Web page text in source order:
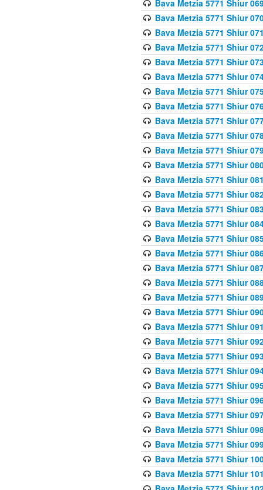
Bava Metzia 5771 Shiur
Bava Metzia 5771 Shiur
Bava Metzia 5771 Shiur
Bava Metzia 5771 Shiur
Bava Metzia 5771 Shiur
Bava Metzia 5771 Shiur
Bava Metzia 5771 Shiur
Bava Metzia 5771 Shiur
Bava Metzia 5771 Shiur
Bava Metzia 5771 Shiur
Bava Metzia 5771 Shiur
Bava Metzia 5771 Shiur
Bava Metzia 5771 Shiur
Bava Metzia 5771 Shiur
Bava Metzia 5771 Shiur
Bava Metzia 5771 Shiur
Bava Metzia 5771 Shiur
Bava Metzia 5771 Shiur
Bava Metzia 5771 Shiur
Bava Metzia 5771 Shiur
Bava Metzia 5771 Shiur
Bava Metzia 5771 Shiur
Bava Metzia 5771 Shiur
Bava Metzia 5771 Shiur
Bava Metzia 5771 Shiur
Bava Metzia 5771 Shiur
Bava Metzia 5771 Shiur
Bava Metzia 5771 Shiur
Bava Metzia 5771 Shiur
Bava Metzia 5771 Shiur
Bava Metzia 5771 Shiur
Bava Metzia 5771 Shiur
Bava Metzia 5771 Shiur